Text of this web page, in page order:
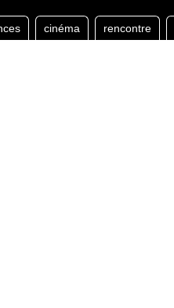
cinéma rencontre